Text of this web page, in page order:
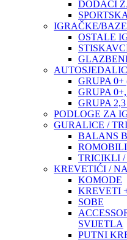
DODACI
IGRAČKE/
OSTALE
GRUPA 0+
GRUPA
GRUPA
PODLOGE ZA
GURALICE /
BALANS
ROMOBILI
TRICIKLI
KREVETIĆI /
KOMODE
KREVETI
SOBE
SVIJETLA
PUTNI